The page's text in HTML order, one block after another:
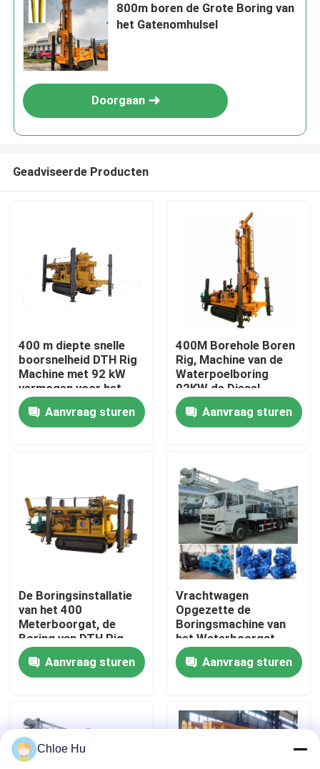
Huis
Producten
Kwaliteitscontrole
Gevallen
Verzoek om een Citaat
Boorinstallatiemachines
Boorinstallatie voor waterputten
800m boren de Grote Boring van
het Gatenomhulsel
Doorgaan
Geadviseerde Producten
400 m diepte snelle
boorsnelheid DTH Rig
Machine met 92 kW
vermogen voor het
boren van waterputten
Aanvraag sturen
400M Borehole Boren
Rig, Machine van de
Waterpoelboring
92KW de Diesel
Aanvraag sturen
De Boringsinstallatie
van het 400
Meterboorgat, de
Boring van DTH Rig
Machine For Water
Well Aanvraag sturen
Vrachtwagen
Opgezette de
Boringsmachine van
het Waterboorgat
voor 300m goed het
Boren Projecten
Aanvraag sturen
Chloe Hu